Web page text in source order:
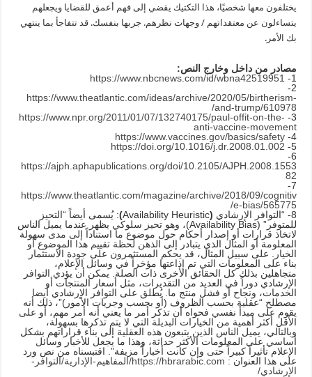
يختلفون معها شخصيًا، هذا التكتيك يقضي إلى فهم أعمق للقضايا ويجعلهم
يتساءلون عن معتقداتهم / وجهات نظرهم. جربها بنفسك. قد تتفاجأ بما ينتهي
بك الأمر.
مصادر من داخل وخارج النص:
1-
https://www.nbcnews.com/id/wbna42519951
2-
https://www.theatlantic.com/ideas/archive/2020/05/birtherism-
and-trump/610978/
3-
https://www.npr.org/2011/01/07/132740175/paul-offit-on-the-
anti-vaccine-movement
4-
https://www.vaccines.gov/basics/safety
5-
https://doi.org/10.1016/j.dr.2008.01.002
6-
https://ajph.aphapublications.org/doi/10.2105/AJPH.2008.1553
82
7-
https://www.theatlantic.com/magazine/archive/2018/09/cognitiv
e-bias/565775/
8- “التوافر الإرشادي
(
Availability Heuristic
): يُسمى أيضاً “التحيز
للمتوفر” (Availability Bias)، وهو تحيز سلوكي يظهر عندما يميل الناس
لاتخاذ قرارات أو إصدار أحكام حول موضوع ما استناداً إلى مدى سهولة
المعلومة أو المثال الذي يتبادر إلى الذهن لحظة تقييم هذا الموضوع أو
الخيار. على سبيل المثال، قد يحكم المستثمرون على جودة الاستثمار
بناء على المعلومات التي تم إذاعتها مؤخراً في وسائل الإعلام،
متجاهلين بذلك كل الحقائق الأخرى ذات الصلة. يمكن أن يؤدي التوافر
الإرشادي دوراً في العديد من التقديرات، مثل أسعار المنتجات أو
الخدمات، ونجاح أو فشل منتج ما. يُطلق على التوافر الإرشادي أيضا
مصطلح “عقلية بحسب الظروف (أو بحسب وجريات الأمور)”، ذلك أنه
يقوم على مبدأ نفسي فحواه أن تذكر أمر ما يعني أنه أمر مهم، أو على
الأقل أكثر أهمية من الخيارات البديلة التي لا يتم تذكرها بسهولة،
وبالتالي، يميل الناس الذين يتبعون هذه العقلية إلى بناء قراراتهم بشكل
أساسي على المعلومات الأكثر حداثة، وهذا ما يجعل للأخبار وسائل
الإعلام تأثيراً كبيراً حتى وإن كانت أخباراً مزيفة”. اقتبسناه من نص ورد
على هذا العنوان :
https://hbrarabic.com/المفاهيم-الإدارية/التوافر-
الإرشادي/